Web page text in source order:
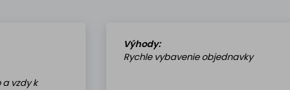
vzdy k
Výhody:
Rychle vybavenie objednavky